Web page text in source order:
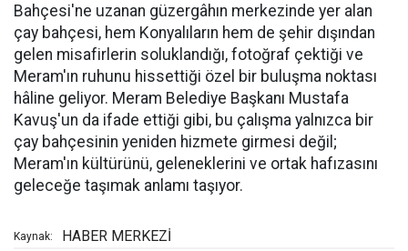
Bahçesi'ne uzanan güzergâhın merkezinde yer alan
çay bahçesi, hem Konyalıların hem de şehir dışından
gelen misafirlerin soluklandığı, fotoğraf çektiği ve
Meram'ın ruhunu hissettiği özel bir buluşma noktası
hâline geliyor. Meram Belediye Başkanı Mustafa
Kavuş'un da ifade ettiği gibi, bu çalışma yalnızca bir
çay bahçesinin yeniden hizmete girmesi değil;
Meram'ın kültürünü, geleneklerini ve ortak hafızasını
geleceğe taşımak anlamı taşıyor.
Kaynak: HABER MERKEZİ